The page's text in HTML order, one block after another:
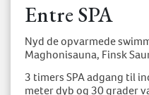
Entre SPA
Nyd de opvarmede
Maghonisauna, Finsk
3 timers SPA adgang til
meter dyb og 30 grader